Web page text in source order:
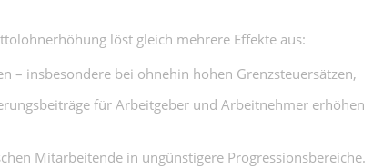
löst gleich mehrere Effekte aus:
– insbesondere bei ohnehin hohen Grenzsteuersätzen,
für Arbeitgeber und Arbeitnehmer erhöhen
Mitarbeitende in ungünstigere Progressionsbereiche.